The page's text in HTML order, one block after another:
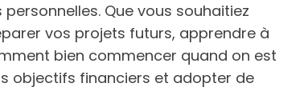
Que vous souhaitiez
vos projets futurs, apprendre à
bien commencer quand on est
objectifs financiers et adopter de